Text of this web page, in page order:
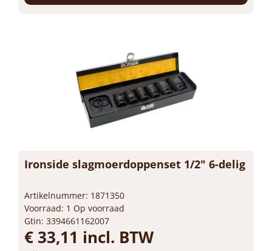
Ironside slagmoerdoppenset 1/2" 6-delig
Artikelnummer: 1871350
Voorraad: 1 Op voorraad
Gtin: 3394661162007
€ 33,11 incl. BTW